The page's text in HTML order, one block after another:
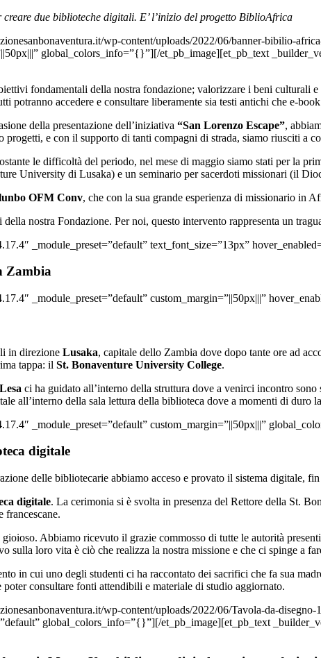
due biblioteche digitali. E’ l’inizio del progetto BiblioAfrica
wp-content/uploads/2022/06/banner-bibilio-
global_colors_info=”{}”][/et_pb_image][et_pb_text
fondamentali della nostra fondazione; valorizzare i beni culturali
potranno accedere e consultare liberamente sia testi antichi che e-
della presentazione dell’iniziativa “San Lorenzo Escape”,
e con il supporto di tanti compagni di strada, siamo riusciti a
le difficoltà del periodo, nel mese di maggio siamo stati per la
University di Lusaka) e un seminario per sacerdoti missionari (il
OFM Conv, che con la sua grande esperienza di missionario in
nostra Fondazione. Per noi, questo intervento rappresenta un
_module_preset=”default” text_font_size=”13px”
Zambia
_module_preset=”default” custom_margin=”||50px|||”
in direzione Lusaka, capitale dello Zambia dove dopo tante ore ad
tappa: il St. Bonaventure University College.
ci ha guidato all’interno della struttura dove a venirci incontro
all’interno della sala lettura della biblioteca dove a momenti di
_module_preset=”default” custom_margin=”||50px|||”
digitale
delle bibliotecarie abbiamo acceso e provato il sistema digitale,
digitale. La cerimonia si è svolta in presenza del Rettore della St.
Abbiamo ricevuto il grazie commosso di tutte le autorità
sulla loro vita è ciò che realizza la nostra missione e che ci spinge a
in cui uno degli studenti ci ha raccontato dei sacrifici che fa sua
consultare fonti attendibili e materiale di studio aggiornato.
wp-content/uploads/2022/06/Tavola-da-
global_colors_info=”{}”][/et_pb_image][et_pb_text